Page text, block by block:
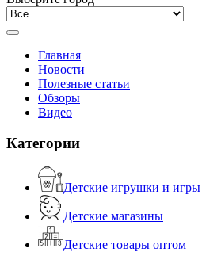
Главная
Новости
Полезные статьи
Обзоры
Видео
Категории
Детские игрушки и игры
Детские магазины
Детские товары оптом